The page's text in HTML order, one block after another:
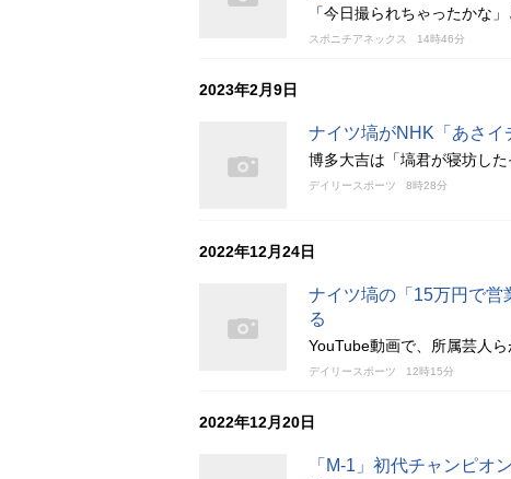
「今日撮られちゃったかな
スポニチアネックス 14時46分
2023年2月9日
ナイツ塙がNHK「あさイ
博多大吉は「塙君が寝坊し
デイリースポーツ 8時28分
2022年12月24日
ナイツ塙の「15万円で営
る
YouTube動画で、所属芸人
デイリースポーツ 12時15分
2022年12月20日
「M-1」初代チャンピオ